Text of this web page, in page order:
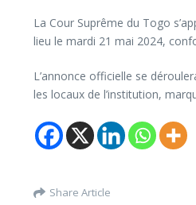
La Cour Suprême du Togo
lieu le mardi 21 mai 2024,
L’annonce officielle se
les locaux de l’institution,
Share Article